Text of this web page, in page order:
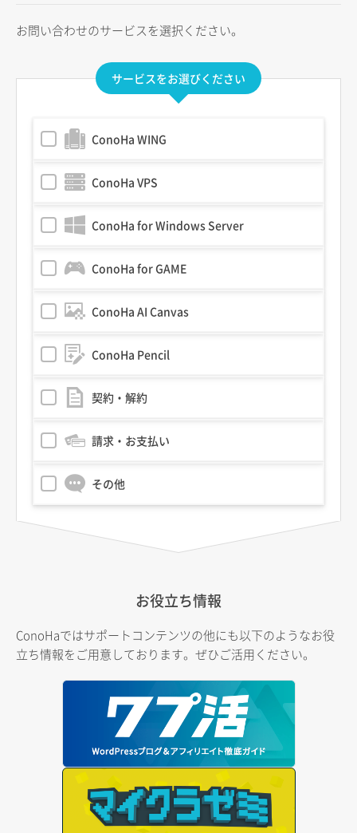
お問い合わせのサービスを選択ください。
サービスをお選びください
ConoHa WING
ConoHa VPS
ConoHa for Windows Server
ConoHa for GAME
ConoHa AI Canvas
ConoHa Pencil
契約・解約
請求・お支払い
その他
お役立ち情報
ConoHaではサポートコンテンツの他にも以下のようなお役
立ち情報をご用意しております。ぜひご活用ください。